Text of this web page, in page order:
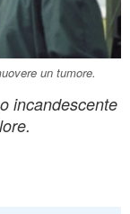
un tumore.
incandescente